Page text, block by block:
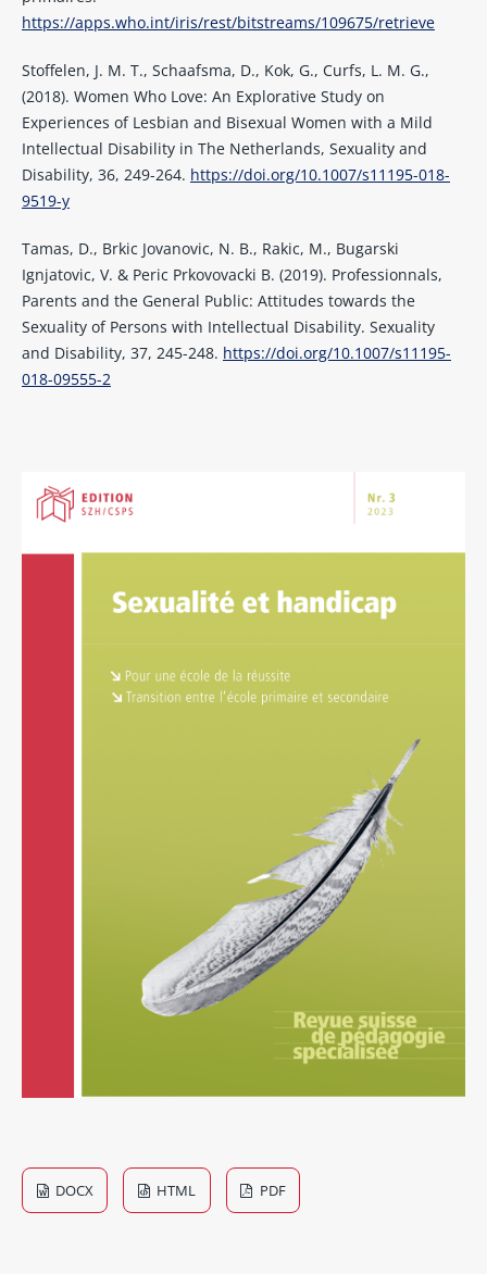
https://apps.who.int/iris/rest/bitstreams/109675/retrieve
Stoffelen, J. M. T., Schaafsma, D., Kok, G., Curfs, L. M. G.,
(2018). Women Who Love: An Explorative Study on
Experiences of Lesbian and Bisexual Women with a Mild
Intellectual Disability in The Netherlands, Sexuality and
Disability, 36, 249-264. https://doi.org/10.1007/s11195-018-
9519-y
Tamas, D., Brkic Jovanovic, N. B., Rakic, M., Bugarski
Ignjatovic, V. & Peric Prkovovacki B. (2019). Professionnals,
Parents and the General Public: Attitudes towards the
Sexuality of Persons with Intellectual Disability. Sexuality
and Disability, 37, 245-248. https://doi.org/10.1007/s11195-
018-09555-2
DOCX HTML PDF